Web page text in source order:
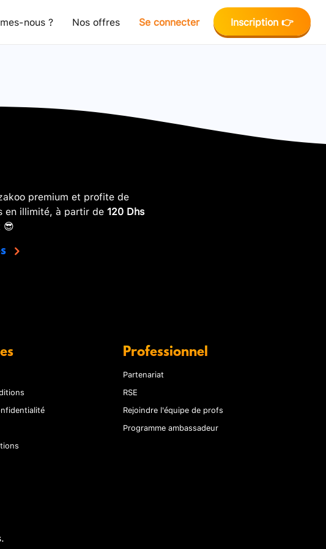
nous ? Nos offres Se connecter Inscription 👉
premium et profite de
en illimité, à partir de 120 Dhs
Professionnel
Partenariat
RSE
Rejoindre l'équipe de profs
Programme ambassadeur